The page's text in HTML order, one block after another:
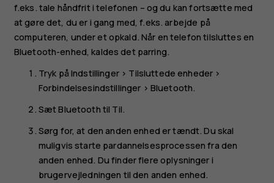
f.eks. tale håndfrit i telefonen – og du kan fortsætte med
at gøre det, du er i gang med, f.eks. arbejde på
computeren, under et opkald. Når en telefon tilsluttes en
Bluetooth-enhed, kaldes det parring.
Tryk påIndstillinger> Tilsluttede enheder >
Forbindelsesindstillinger > Bluetooth.
SætBluetooth til Til.
Sørg for, at den anden enhed er tændt. Du skal
muligvis starte pardannelsesprocessen fra den
anden enhed. Du finder flere oplysninger i
brugervejledningen til den anden enhed.